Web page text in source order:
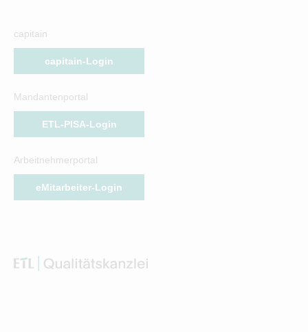
capitain
capitain-Login
Mandantenportal
ETL-PISA-Login
Arbeitnehmerportal
eMitarbeiter-Login